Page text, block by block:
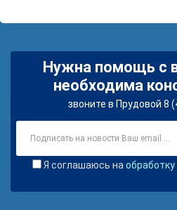
Нужна помощь с
необходима
звоните в Прудовой 8
Я соглашаюсь на